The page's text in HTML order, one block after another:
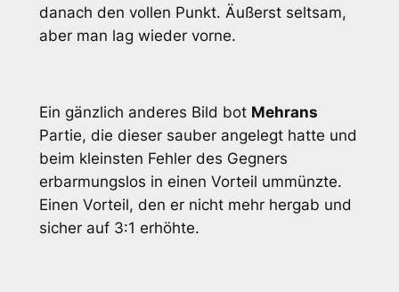
danach den vollen Punkt. Äußerst seltsam,
aber man lag wieder vorne.
Ein gänzlich anderes Bild bot Mehrans
Partie, die dieser sauber angelegt hatte und
beim kleinsten Fehler des Gegners
erbarmungslos in einen Vorteil ummünzte.
Einen Vorteil, den er nicht mehr hergab und
sicher auf 3:1 erhöhte.